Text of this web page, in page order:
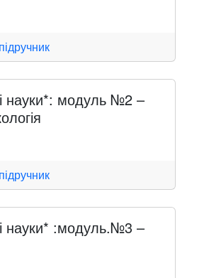
науки*: модуль №2 –
науки* :модуль.№3 –